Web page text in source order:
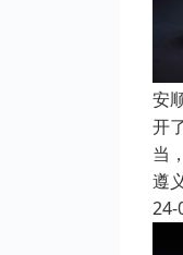
安
开
当
遵
24-